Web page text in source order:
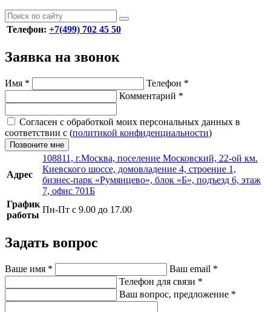
Телефон: +7(499) 702 45 50
Заявка на звонок
Имя * Телефон *
Комментарий *
Согласен с обработкой моих персональных данных в
соответствии с (политикой конфиденциальности)
Позвоните мне
Адрес
108811, г.Москва, поселение Московский, 22-ой км.
Киевского шоссе, домовладение 4, строение 1,
бизнес-парк «Румянцево», блок «Б», подъезд 6, этаж
7, офис 701Б
График
работы
Пн-Пт с 9.00 до 17.00
Задать вопрос
Ваше имя * Ваш email *
Телефон для связи *
Ваш вопрос, предложение *